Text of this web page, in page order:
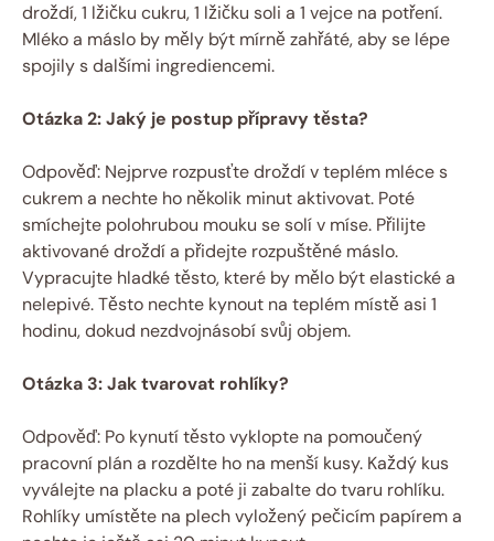
droždí, 1 lžičku cukru, 1 lžičku soli a 1 vejce na potření.
Mléko a máslo by měly být mírně zahřáté, aby se lépe
spojily s dalšími ingrediencemi.
Otázka 2: Jaký je postup přípravy těsta?
Odpověď: Nejprve rozpusťte droždí v teplém mléce s
cukrem a nechte ho několik minut aktivovat. Poté
smíchejte polohrubou mouku se solí v míse. Přilijte
aktivované droždí a přidejte rozpuštěné máslo.
Vypracujte hladké těsto, které by mělo být elastické a
nelepivé. Těsto nechte kynout na teplém místě asi 1
hodinu, dokud nezdvojnásobí svůj objem.
Otázka 3: Jak tvarovat rohlíky?
Odpověď: Po kynutí těsto vyklopte na pomoučený
pracovní plán a rozdělte ho na menší kusy. Každý kus
vyválejte na placku a poté ji zabalte do tvaru rohlíku.
Rohlíky umístěte na plech vyložený pečicím papírem a